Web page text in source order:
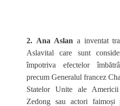
2. Ana Aslan a inventat
Aslavital care sunt
împotriva efectelor
precum Generalul francez
Statelor Unite ale
Zedong sau actori faimoși